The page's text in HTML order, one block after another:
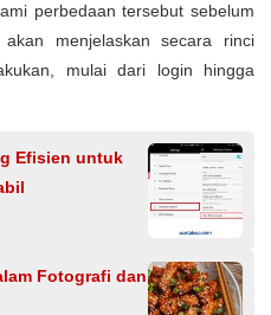
perbedaan tersebut sebelum
menjelaskan secara rinci
mulai dari login hingga
Efisien untuk
Fotografi dan